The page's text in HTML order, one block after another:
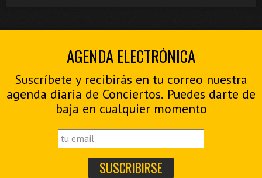
AGENDA ELECTRÓNICA
Suscríbete y recibirás en tu correo nuestra
agenda diaria de Conciertos. Puedes darte de
baja en cualquier momento